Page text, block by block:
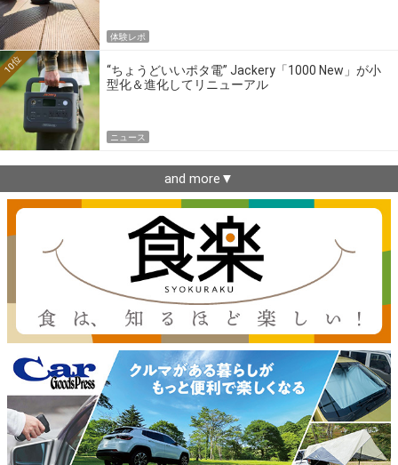
体験レポ
“ちょうどいいポタ電” Jackery「1000 New」が小
型化＆進化してリニューアル
10位
ニュース
and more▼